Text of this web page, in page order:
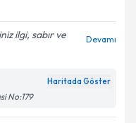
ilgi, sabır ve
Devamı
Haritada Göster
No:179